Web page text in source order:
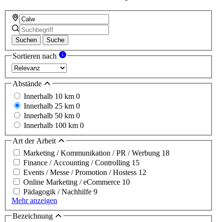
Suchen Suche
Sortieren nach
Abstände
Innerhalb 10 km 0
Innerhalb 25 km 0
Innerhalb 50 km 0
Innerhalb 100 km 0
Art der Arbeit
Marketing / Kommunikation / PR / Werbung 18
Finance / Accounting / Controlling 15
Events / Messe / Promotion / Hostess 12
Online Marketing / eCommerce 10
Pädagogik / Nachhilfe 9
Mehr anzeigen
Bezeichnung